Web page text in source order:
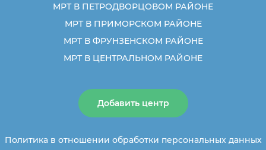
МРТ В ПЕТРОДВОРЦОВОМ РАЙОНЕ
МРТ В ПРИМОРСКОМ РАЙОНЕ
МРТ В ФРУНЗЕНСКОМ РАЙОНЕ
МРТ В ЦЕНТРАЛЬНОМ РАЙОНЕ
Добавить центр
Политика в отношении обработки персональных данных